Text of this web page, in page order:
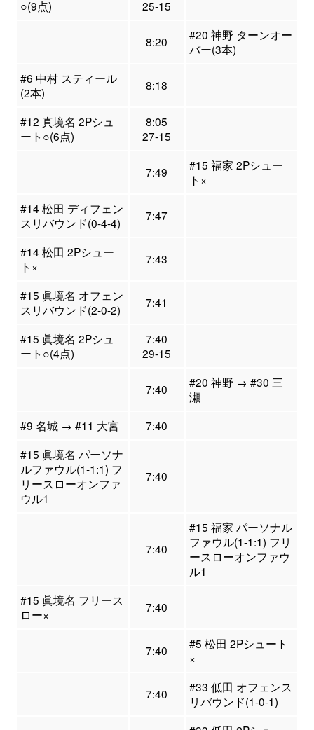
○(9点)
25-15
8:20
#20 神野 ターンオー
バー(3本)
#6 中村 スティール
(2本)
8:18
#12 真境名 2Pシュ
ート○(6点)
8:05
27-15
7:49
#15 福家 2Pシュー
ト×
#14 松田 ディフェン
スリバウンド(0-4-4)
7:47
#14 松田 2Pシュー
ト×
7:43
#15 眞境名 オフェン
スリバウンド(2-0-2)
7:41
#15 眞境名 2Pシュ
ート○(4点)
7:40
29-15
7:40
#20 神野 → #30 三
瀬
#9 名城 → #11 大宮
7:40
#15 眞境名 パーソナ
ルファウル(1-1:1) フ
リースローオンファ
ウル1
7:40
7:40
#15 福家 パーソナル
ファウル(1-1:1) フリ
ースローオンファウ
ル1
#15 眞境名 フリース
ロー×
7:40
7:40
#5 松田 2Pシュート
×
7:40
#33 低田 オフェンス
リバウンド(1-0-1)